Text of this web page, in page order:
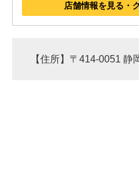
店舗情報を見る・
【住所】〒414-0051 静